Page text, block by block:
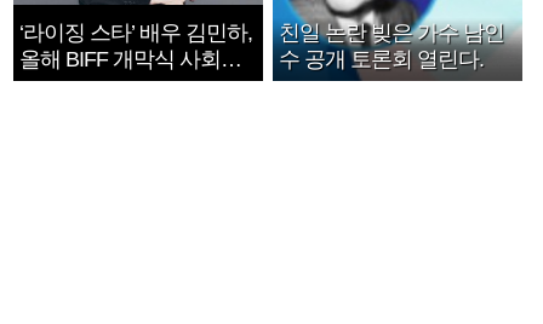
‘라이징 스타’ 배우 김민하,
올해 BIFF 개막식 사회자
확정
친일 논란 빚은 가수 남인
수 공개 토론회 열린다.